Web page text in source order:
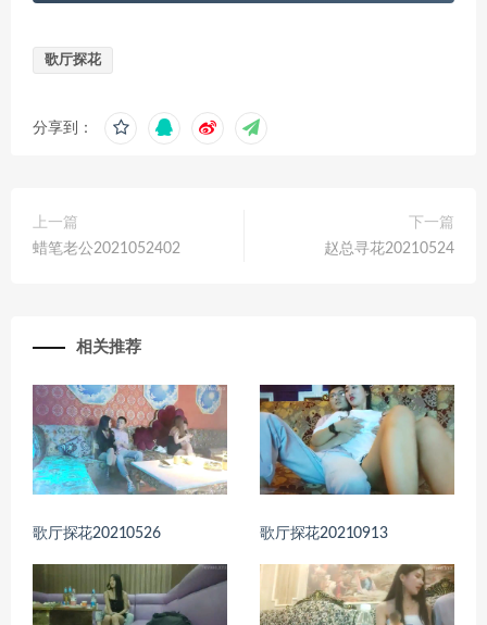
歌厅探花
分享到：
上一篇
蜡笔老公2021052402
下一篇
赵总寻花20210524
相关推荐
歌厅探花20210526 歌厅探花20210913